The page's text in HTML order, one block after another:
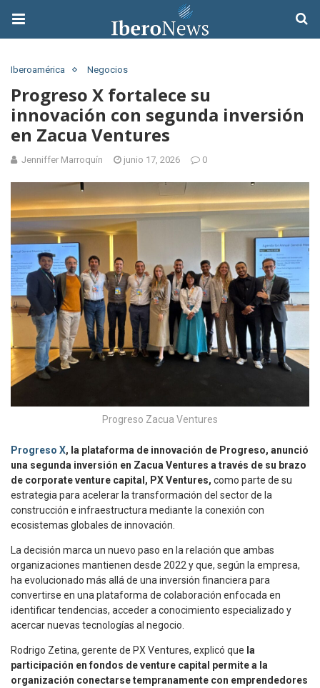
Iberoamérica Negocios
Progreso X fortalece su
innovación con segunda inversión
en Zacua Ventures
Jenniffer Marroquín junio 17, 2026 0
Progreso Zacua Ventures
Progreso X, la plataforma de innovación de Progreso, anunció
una segunda inversión en Zacua Ventures a través de su brazo
de corporate venture capital, PX Ventures, como parte de su
estrategia para acelerar la transformación del sector de la
construcción e infraestructura mediante la conexión con
ecosistemas globales de innovación.
La decisión marca un nuevo paso en la relación que ambas
organizaciones mantienen desde 2022 y que, según la empresa,
ha evolucionado más allá de una inversión financiera para
convertirse en una plataforma de colaboración enfocada en
identificar tendencias, acceder a conocimiento especializado y
acercar nuevas tecnologías al negocio.
Rodrigo Zetina, gerente de PX Ventures, explicó que la
participación en fondos de venture capital permite a la
organización conectarse tempranamente con emprendedores